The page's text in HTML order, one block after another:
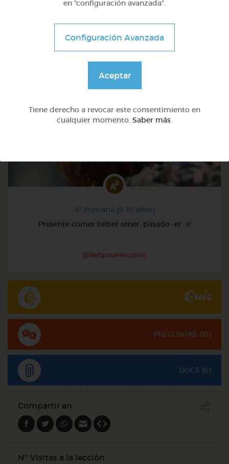
Verbos -ir y oficios
@Webparaelespanol
4º Primaria (9-10 años)
Presente comer beber tener. pasado -er -ir
@Webparaelespanol
Quiz
PREGUNTAS (18)
DOCS (6)
Compartir en
Nº Visitas a la lección
en “configuración avanzada”.
Configuración Avanzada
Aceptar
Tiene derecho a revocar este consentimiento en
cualquier momento. Saber más.